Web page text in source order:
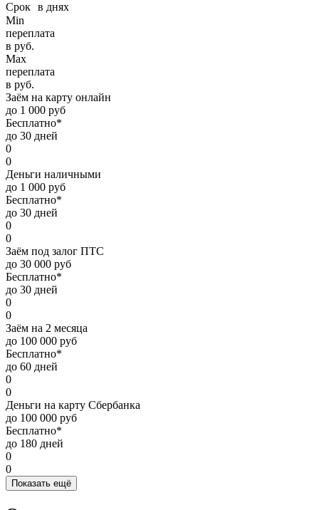
Срок в днях
Min
переплата
в руб.
Max
переплата
в руб.
Заём на карту онлайн
до 1 000 руб
Бесплатно*
до 30 дней
0
0
Деньги наличными
до 1 000 руб
Бесплатно*
до 30 дней
0
0
Заём под залог ПТС
до 30 000 руб
Бесплатно*
до 30 дней
0
0
Заём на 2 месяца
до 100 000 руб
Бесплатно*
до 60 дней
0
0
Деньги на карту Сбербанка
до 100 000 руб
Бесплатно*
до 180 дней
0
0
Показать ещё